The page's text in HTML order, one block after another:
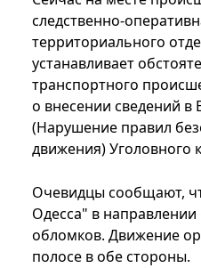
следственно-
территориального
устанавливает
транспортного
о внесении сведений в
(Нарушение правил
движения) Уголовного
Очевидцы сообщают,
Одесса" в
обломков. Движение
полосе в обе стороны.